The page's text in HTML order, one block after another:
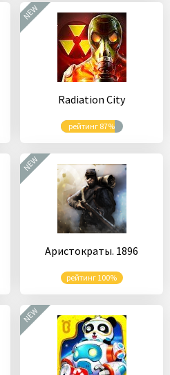
Radiation City
рейтинг 87%
NEW
Аристократы. 1896
рейтинг 100%
NEW
NEW